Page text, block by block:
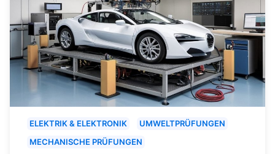
ELEKTRIK & ELEKTRONIK
UMWELTPRÜFUNGEN
MECHANISCHE PRÜFUNGEN